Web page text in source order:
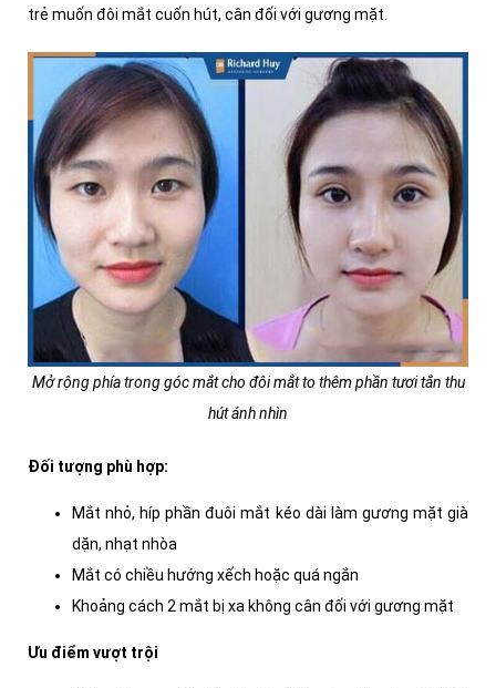
trẻ muốn đôi mắt cuốn hút, cân đối với gương mặt.
Mở rộng phía trong góc mắt cho đôi mắt to thêm phần tươi tắn thu
hút ánh nhìn
Đối tượng phù hợp:
Mắt nhỏ, híp phần đuôi mắt kéo dài làm gương mặt già
dặn, nhạt nhòa
Mắt có chiều hướng xếch hoặc quá ngắn
Khoảng cách 2 mắt bị xa không cân đối với gương mặt
Ưu điểm vượt trội